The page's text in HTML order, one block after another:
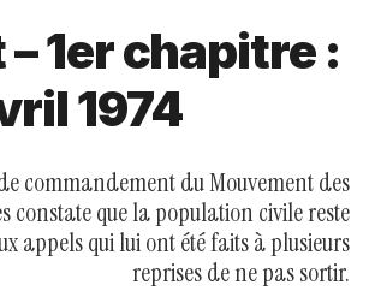
1er chapitre :
1974
commandement du Mouvement des
constate que la population civile reste
appels qui lui ont été faits à plusieurs
reprises de ne pas sortir.